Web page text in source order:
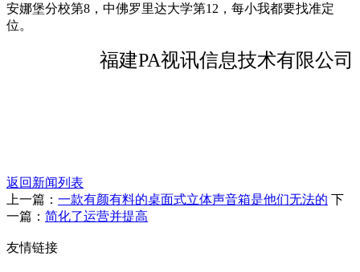
安娜堡分校第8，中佛罗里达大学第12，每小我都要找准定
位。
福建PA视讯信息技术有限公司
返回新闻列表
上一篇： 一款有颜有料的桌面式立体声音箱是他们无法的 下
一篇： 简化了运营并提高
友情链接